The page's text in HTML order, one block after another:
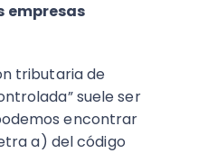
empresas
tributaria de
suele ser
encontrar
a) del código